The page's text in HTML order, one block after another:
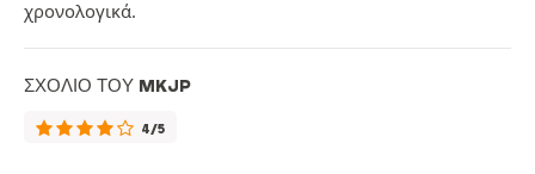
χρονολογικά.
ΣΧΌΛΙΟ ΤΟΥ MKJP
4/5